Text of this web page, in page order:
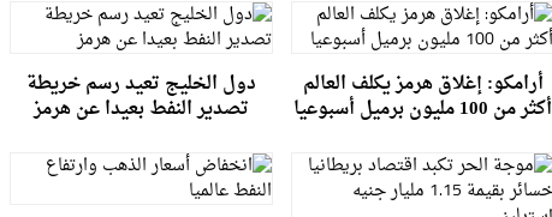
أرامكو: إغلاق هرمز يكلف العالم
أكثر من 100 مليون برميل أسبوعيا
دول الخليج تعيد رسم خريطة
تصدير النفط بعيدا عن هرمز